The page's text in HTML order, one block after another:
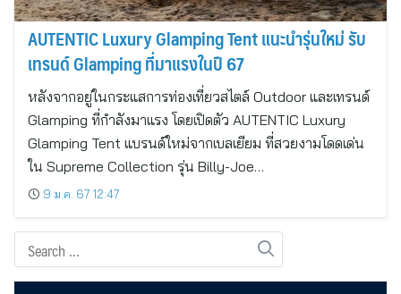
AUTENTIC Luxury Glamping Tent แนะนำรุ่นใหม่ รับ
เทรนด์ Glamping ที่มาแรงในปี 67
หลังจากอยู่ในกระแสการท่องเที่ยวสไตล์ Outdoor และเทรนด์
Glamping ที่กำลังมาแรง โดยเปิดตัว AUTENTIC Luxury
Glamping Tent แบรนด์ใหม่จากเบลเยียม ที่สวยงามโดดเด่น
ใน Supreme Collection รุ่น Billy-Joe…
9 ม.ค. 67 12:47